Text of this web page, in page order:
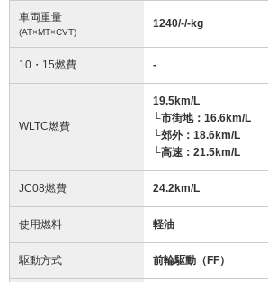
車両重量
(AT×MT×CVT)
1240/-/-kg
10・15燃費 -
WLTC燃費
19.5km/L
└市街地：16.6km/L
└郊外：18.6km/L
└高速：21.5km/L
JC08燃費 24.2km/L
使用燃料 軽油
駆動方式 前輪駆動（FF）